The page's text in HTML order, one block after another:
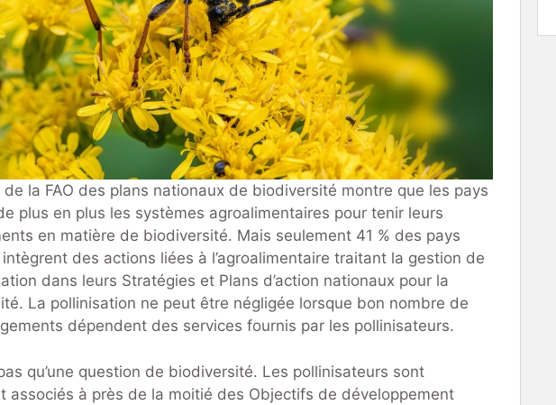
de la FAO des plans nationaux de biodiversité montre que les pays
plus en plus les systèmes agroalimentaires pour tenir leurs
en matière de biodiversité. Mais seulement 41 % des pays
des actions liées à l’agroalimentaire traitant la gestion de
dans leurs Stratégies et Plans d’action nationaux pour la
La pollinisation ne peut être négligée lorsque bon nombre de
dépendent des services fournis par les pollinisateurs.
qu’une question de biodiversité. Les pollinisateurs sont
associés à près de la moitié des Objectifs de développement